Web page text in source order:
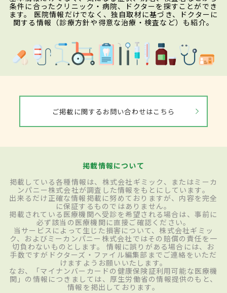
条件に合ったクリニック・病院、ドクターを探すことができ
ます。 医院情報だけでなく、独自取材に基づき、ドクターに
関する情報（診療方針や得意な治療・検査など）も紹介。
ご掲載に関するお問い合わせはこちら
掲載情報について
掲載している各種情報は、株式会社ギミック、またはミーカ
ンパニー株式会社が調査した情報をもとにしています。
出来るだけ正確な情報掲載に努めておりますが、内容を完全
に保証するものではありません。
掲載されている医療機関へ受診を希望される場合は、事前に
必ず該当の医療機関に直接ご確認ください。
当サービスによって生じた損害について、株式会社ギミッ
ク、およびミーカンパニー株式会社ではその賠償の責任を一
切負わないものとします。 情報に誤りがある場合には、お
手数ですがドクターズ・ファイル編集部までご連絡をいただ
けますようお願いいたします。
なお、「マイナンバーカードの健康保険証利用可能な医療機
関」の情報につきましては、厚生労働省の情報提供のもと、
情報を掲出しております。